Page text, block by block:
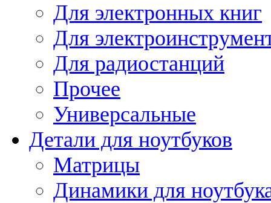
Для электронных книг
Для
Для радиостанций
Прочее
Универсальные
Детали для ноутбуков
Матрицы
Динамики для